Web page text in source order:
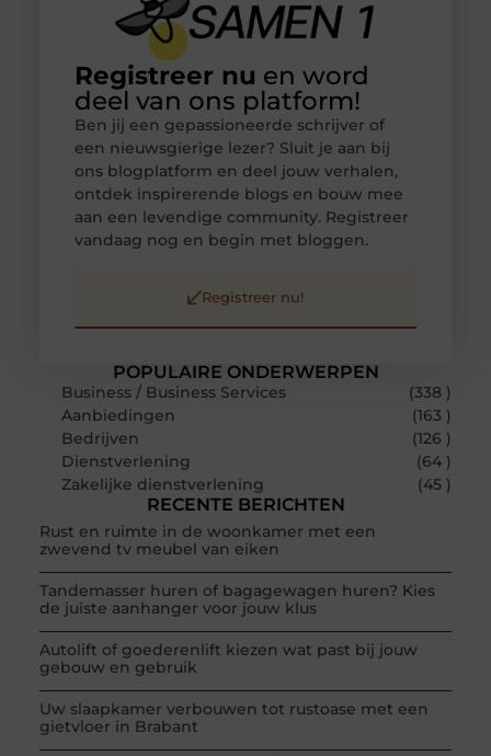
POPULAIRE ONDERWERPEN
Business / Business Services
(338 )
Aanbiedingen
(163 )
Bedrijven
(126 )
Dienstverlening
(64 )
Zakelijke dienstverlening
(45 )
RECENTE BERICHTEN
Rust en ruimte in de woonkamer met een
zwevend tv meubel van eiken
Tandemasser huren of bagagewagen huren? Kies
de juiste aanhanger voor jouw klus
Autolift of goederenlift kiezen wat past bij jouw
gebouw en gebruik
Uw slaapkamer verbouwen tot rustoase met een
gietvloer in Brabant
Registreer nu en word
deel van ons platform!
Ben jij een gepassioneerde schrijver of
een nieuwsgierige lezer? Sluit je aan bij
ons blogplatform en deel jouw verhalen,
ontdek inspirerende blogs en bouw mee
aan een levendige community. Registreer
vandaag nog en begin met bloggen.
Registreer nu!